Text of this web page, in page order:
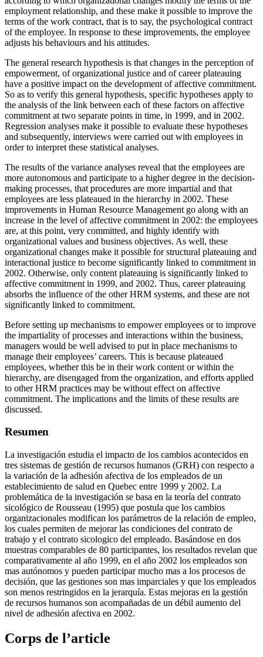
employment relationship, and these make it possible to improve the
terms of the work contract, that is to say, the psychological contract
of the employee. In response to these improvements, the employee
adjusts his behaviours and his attitudes.
The general research hypothesis is that changes in the perception of
empowerment, of organizational justice and of career plateauing
have a positive impact on the development of affective commitment.
So as to verify this general hypothesis, specific hypotheses apply to
the analysis of the link between each of these factors on affective
commitment at two separate points in time, in 1999, and in 2002.
Regression analyses make it possible to evaluate these hypotheses
and subsequently, interviews were carried out with employees in
order to interpret these statistical analyses.
The results of the variance analyses reveal that the employees are
more autonomous and participate to a higher degree in the decision-
making processes, that procedures are more impartial and that
employees are less plateaued in the hierarchy in 2002. These
improvements in Human Resource Management go along with an
increase in the level of affective commitment in 2002: the employees
are, at this point, very committed, and highly identify with
organizational values and business objectives. As well, these
organizational changes make it possible for structural plateauing and
interactional justice to become significantly linked to commitment in
2002. Otherwise, only content plateauing is significantly linked to
affective commitment in 1999, and 2002. Thus, career plateauing
absorbs the influence of the other HRM systems, and these are not
significantly linked to commitment.
Before setting up mechanisms to empower employees or to improve
the impartiality of processes and interactions within the business,
managers would be well advised to put in place mechanisms to
manage their employees’ careers. This is because plateaued
employees, whether this be in their work content or within the
hierarchy, are disengaged from the organization, and efforts applied
to other HRM practices may be without effect on affective
commitment. The implications and the limits of these results are
discussed.
Resumen
La investigación estudia el impacto de los cambios acontecidos en
tres sistemas de gestión de recursos humanos (GRH) con respecto a
la variación de la adhesión afectiva de los empleados de un
establecimiento de salud en Quebec entre 1999 y 2002. La
problemática de la investigación se basa en la teoría del contrato
sicológico de Rousseau (1995) que postula que los cambios
organizacionales modifican los parámetros de la relación de empleo,
los cuales permiten de mejorar las condiciones del contrato de
trabajo y el contrato sicologico del empleado. Basándose en dos
muestras comparables de 80 participantes, los resultados revelan que
comparativamente al año 1999, en el año 2002 los empleados son
mas autónomos y pueden participar mucho mas a los procesos de
decisión, que las gestiones son mas imparciales y que los empleados
son menos restringidos en la jerarquía. Estas mejoras en la gestión
de recursos humanos son acompañadas de un débil aumento del
nivel de adhesión afectiva en 2002.
Corps de l’article